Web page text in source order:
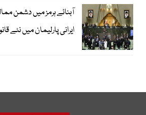
آبنائے ہرمز میں دشمن
ایرانی پارلیمان میں نئے